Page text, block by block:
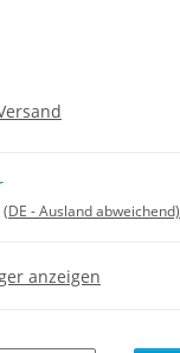
(DE - Ausland abweichend)
anzeigen